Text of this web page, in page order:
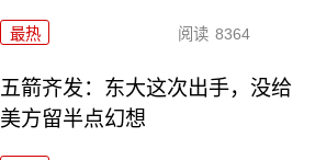
最热 阅读 8364
五箭齐发：东大这次出手，没给
美方留半点幻想